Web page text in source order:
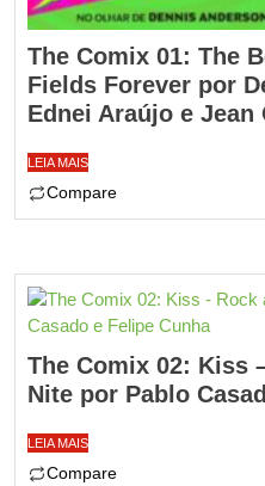
The Comix 01: The
Fields Forever por
Ednei Araújo e Jean
LEIA MAIS
Compare
The Comix 02: Kiss
Nite por Pablo
LEIA MAIS
Compare